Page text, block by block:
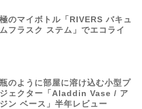
のマイボトル「RIVERS バキュ
フラスク ステム」でエコライ
のように部屋に溶け込む小型プ
ェクター「Aladdin Vase / ア
ン ベース」半年レビュー